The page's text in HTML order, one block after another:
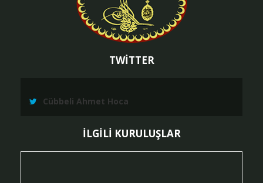
TWİTTER
Cübbeli Ahmet Hoca
İLGİLİ KURULUŞLAR